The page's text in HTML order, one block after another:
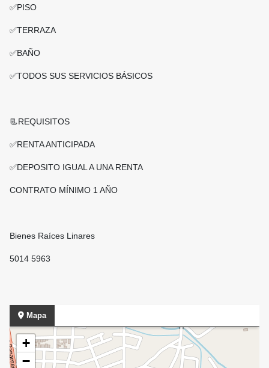
✅️PISO
✅️TERRAZA
✅️BAÑO
✅️TODOS SUS SERVICIOS BÁSICOS
📃REQUISITOS
✅️RENTA ANTICIPADA
✅️DEPOSITO IGUAL A UNA RENTA
CONTRATO MÍNIMO 1 AÑO
Bienes Raíces Linares
5014 5963
Mapa
+
−